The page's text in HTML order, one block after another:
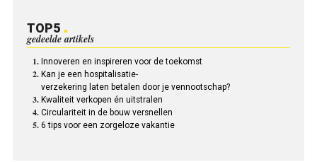
TOP5
gedeelde artikels
Innoveren en inspireren voor de toekomst
Kan je een hospitalisatie-
verzekering laten betalen door je vennootschap?
Kwaliteit verkopen én uitstralen
Circulariteit in de bouw versnellen
6 tips voor een zorgeloze vakantie